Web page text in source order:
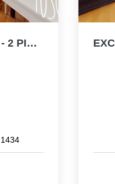
EXCLUSIVITÉ CHOISY -LE-ROI - 2 PIECES 47M² - JARDIN...
1434